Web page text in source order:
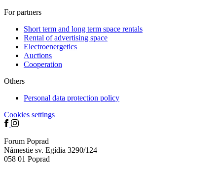
For partners
Short term and long term space rentals
Rental of advertising space
Electroenergetics
Auctions
Cooperation
Others
Personal data protection policy
Cookies settings
Forum Poprad
Námestie sv. Egídia 3290/124
058 01 Poprad